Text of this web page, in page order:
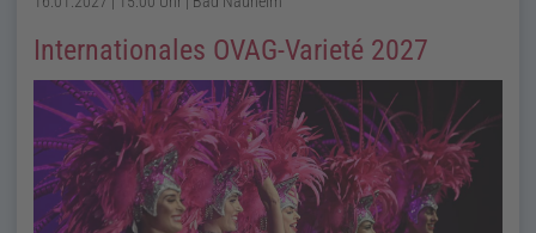
Internationales OVAG-Varieté 2027